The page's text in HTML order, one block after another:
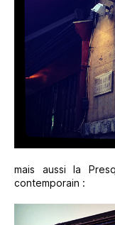
mais aussi la
contemporain :